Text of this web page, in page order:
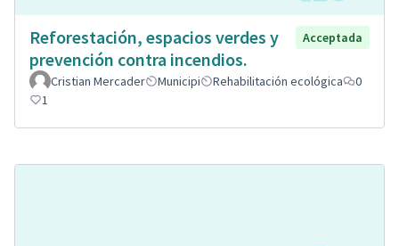
Reforestación, espacios verdes y
prevención contra incendios.
Acceptada
Cristian Mercader Municipi Rehabilitación ecológica
0
1